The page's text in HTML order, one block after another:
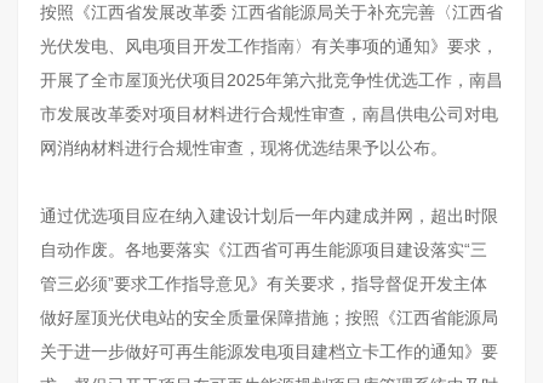
按照《江西省发展改革委 江西省能源局关于补充完善〈江西省
光伏发电、风电项目开发工作指南〉有关事项的通知》要求，
开展了全市屋顶光伏项目2025年第六批竞争性优选工作，南昌
市发展改革委对项目材料进行合规性审查，南昌供电公司对电
网消纳材料进行合规性审查，现将优选结果予以公布。
通过优选项目应在纳入建设计划后一年内建成并网，超出时限
自动作废。各地要落实《江西省可再生能源项目建设落实“三
管三必须”要求工作指导意见》有关要求，指导督促开发主体
做好屋顶光伏电站的安全质量保障措施；按照《江西省能源局
关于进一步做好可再生能源发电项目建档立卡工作的通知》要